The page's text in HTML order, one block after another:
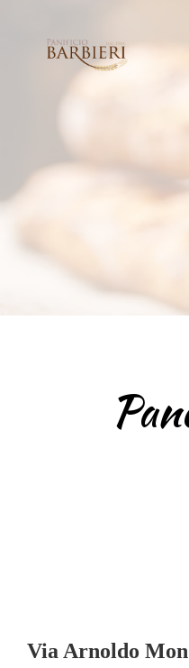
Via Arnoldo